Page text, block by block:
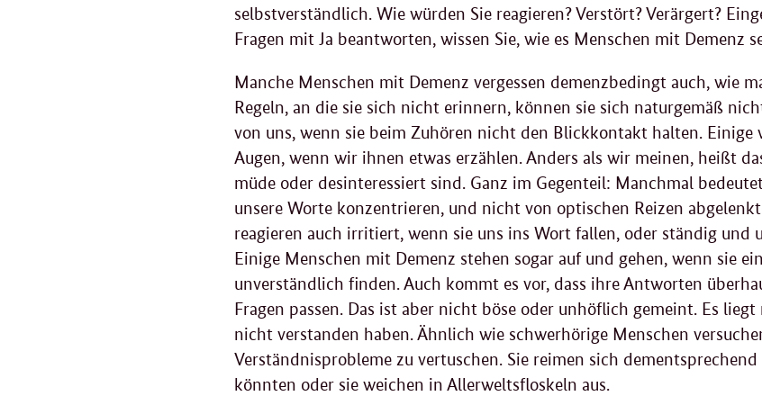
selbstverständlich. Wie würden Sie reagieren? Verstört? Verärgert?
Fragen mit Ja beantworten, wissen Sie, wie es Menschen mit Demenz
Manche Menschen mit Demenz vergessen demenzbedingt auch, wie
Regeln, an die sie sich nicht erinnern, können sie sich naturgemäß
von uns, wenn sie beim Zuhören nicht den Blickkontakt halten. Einige
Augen, wenn wir ihnen etwas erzählen. Anders als wir meinen, heißt
müde oder desinteressiert sind. Ganz im Gegenteil: Manchmal
unsere Worte konzentrieren, und nicht von optischen Reizen
reagieren auch irritiert, wenn sie uns ins Wort fallen, oder ständig und
Einige Menschen mit Demenz stehen sogar auf und gehen, wenn sie
unverständlich finden. Auch kommt es vor, dass ihre Antworten
Fragen passen. Das ist aber nicht böse oder unhöflich gemeint. Es liegt
nicht verstanden haben. Ähnlich wie schwerhörige Menschen
Verständnisprobleme zu vertuschen. Sie reimen sich
könnten oder sie weichen in Allerweltsfloskeln aus.